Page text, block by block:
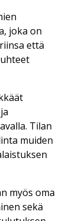
joka on
että
Tilan
muiden
myös oma
sekä